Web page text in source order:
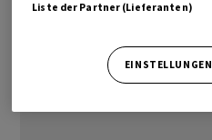
Liste der Partner (Lieferanten)
EINSTELLUNGEN